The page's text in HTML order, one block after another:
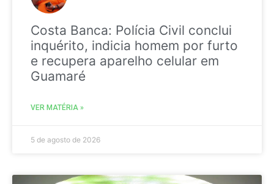
Costa Banca: Polícia Civil conclui
inquérito, indicia homem por furto
e recupera aparelho celular em
Guamaré
VER MATÉRIA »
5 de agosto de 2026